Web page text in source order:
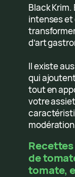
Black
intenses
d’art
Il existe
qui
tout en
votre
de
tomate,